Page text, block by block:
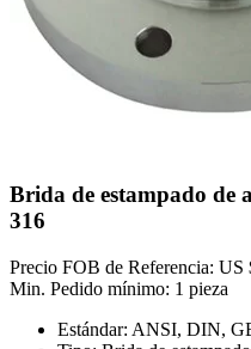
Brida de estampado de
316
Precio FOB de Referencia: US
Min. Pedido mínimo: 1 pieza
Estándar: ANSI, DIN,